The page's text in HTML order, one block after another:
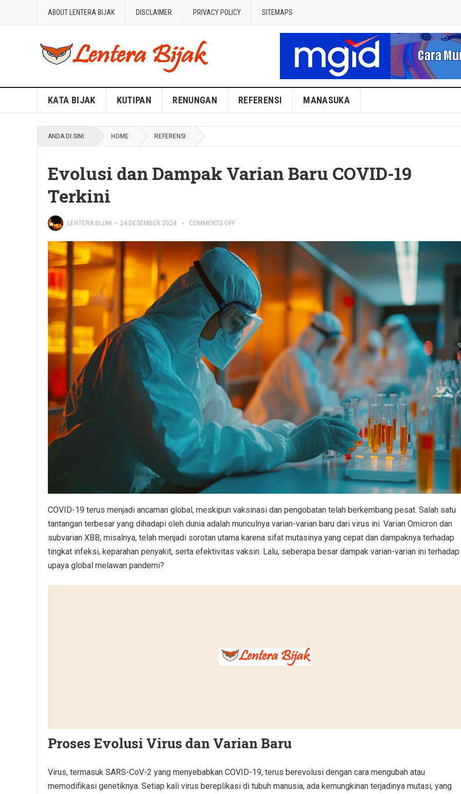
ABOUT LENTERA BIJAK DISCLAIMER PRIVACY POLICY SITEMAPS
Blog Lentera Bijak
KATA BIJAK KUTIPAN RENUNGAN REFERENSI MANASUKA
ANDA DI SINI: HOME REFERENSI
Evolusi dan Dampak Varian Baru COVID-19
Terkini
LENTERA BIJAK — 24 DESEMBER 2024 COMMENTS OFF
COVID-19 terus menjadi ancaman global, meskipun vaksinasi dan pengobatan telah berkembang pesat. Salah satu
tantangan terbesar yang dihadapi oleh dunia adalah munculnya varian-varian baru dari virus ini. Varian Omicron dan
subvarian XBB, misalnya, telah menjadi sorotan utama karena sifat mutasinya yang cepat dan dampaknya terhadap
tingkat infeksi, keparahan penyakit, serta efektivitas vaksin. Lalu, seberapa besar dampak varian-varian ini terhadap
upaya global melawan pandemi?
Proses Evolusi Virus dan Varian Baru
Virus, termasuk SARS-CoV-2 yang menyebabkan COVID-19, terus berevolusi dengan cara mengubah atau
memodifikasi genetiknya. Setiap kali virus bereplikasi di tubuh manusia, ada kemungkinan terjadinya mutasi, yang